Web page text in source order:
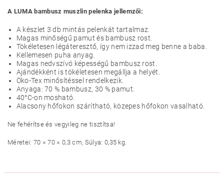
A LUMA bambusz muszlin pelenka jellemzői:
A készlet 3 db mintás pelenkát tartalmaz.
Magas minőségű pamut és bambusz rost.
Tökéletesen légáteresztő, így nem izzad meg benne a baba.
Kellemesen puha anyag.
Magas nedvszívó képességű bambusz rost.
Ajándékként is tökéletesen megállja a helyét.
Öko-Tex minősítéssel rendelkezik.
Anyaga: 70 % bambusz, 30 % pamut.
40°C-on mosható.
Alacsony hőfokon szárítható, közepes hőfokon vasalható.
Ne fehérítse és vegyileg ne tisztítsa!
Méretei: 70 × 70 × 0,3 cm, Súlya: 0,35 kg.